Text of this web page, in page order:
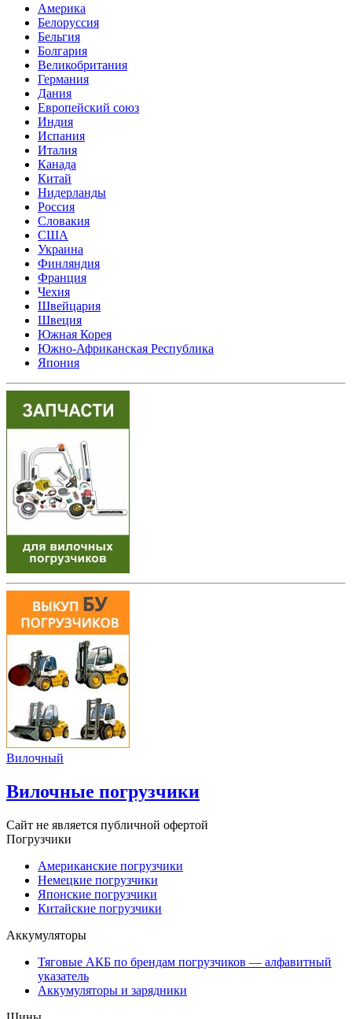
Америка
Белоруссия
Бельгия
Болгария
Великобритания
Германия
Дания
Европейский союз
Индия
Испания
Италия
Канада
Китай
Нидерланды
Россия
Словакия
США
Украина
Финляндия
Франция
Чехия
Швейцария
Швеция
Южная Корея
Южно-Африканская Республика
Япония
Вилочный
Вилочные погрузчики
Сайт не является публичной офертой
Погрузчики
Американские погрузчики
Немецкие погрузчики
Японские погрузчики
Китайские погрузчики
Аккумуляторы
Тяговые АКБ по брендам погрузчиков — алфавитный
указатель
Аккумуляторы и зарядники